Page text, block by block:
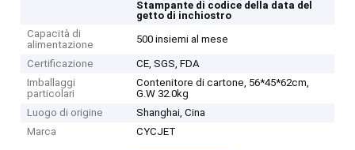
Stampante di codice della data del
getto di inchiostro
Capacità di
alimentazione
500 insiemi al mese
Certificazione
CE, SGS, FDA
Imballaggi
particolari
Contenitore di cartone, 56*45*62cm,
G.W 32.0kg
Luogo di origine
Shanghai, Cina
Marca
CYCJET